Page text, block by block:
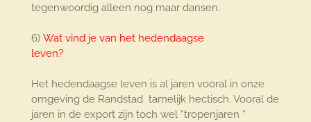
tegenwoordig alleen nog maar dansen.
6) Wat vind je van het hedendaagse
leven?
Het hedendaagse leven is al jaren vooral in onze
omgeving de Randstad tamelijk hectisch. Vooral de
jaren in de export zijn toch wel “tropenjaren “